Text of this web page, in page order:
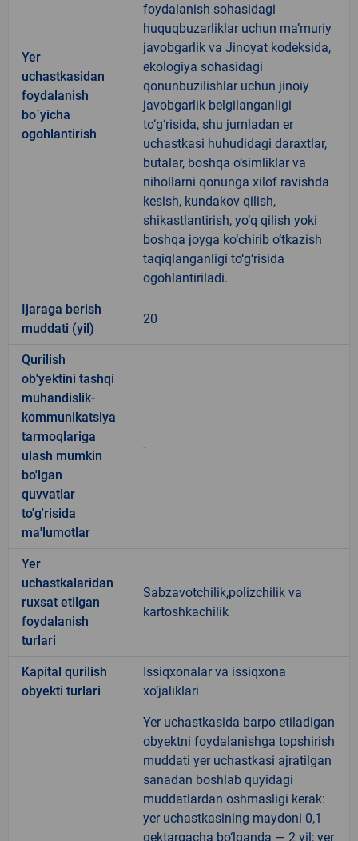
Yer
uchastkasidan
foydalanish
bo`yicha
ogohlantirish
foydalanish sohasidagi
huquqbuzarliklar uchun ma’muriy
javobgarlik va Jinoyat kodeksida,
ekologiya sohasidagi
qonunbuzilishlar uchun jinoiy
javobgarlik belgilanganligi
to‘g‘risida, shu jumladan er
uchastkasi huhudidagi daraxtlar,
butalar, boshqa o‘simliklar va
nihollarni qonunga xilof ravishda
kesish, kundakov qilish,
shikastlantirish, yo‘q qilish yoki
boshqa joyga ko‘chirib o‘tkazish
taqiqlanganligi to‘g‘risida
ogohlantiriladi.
Ijaraga berish
muddati (yil)
20
Qurilish
ob'yektini tashqi
muhandislik-
kommunikatsiya
tarmoqlariga
ulash mumkin
bo'lgan
quvvatlar
to'g'risida
ma'lumotlar
-
Yer
uchastkalaridan
ruxsat etilgan
foydalanish
turlari
Sabzavotchilik,polizchilik va
kartoshkachilik
Kapital qurilish
obyekti turlari
Issiqxonalar va issiqxona
xo‘jaliklari
Yer uchastkasida barpo etiladigan
obyektni foydalanishga topshirish
muddati yer uchastkasi ajratilgan
sanadan boshlab quyidagi
muddatlardan oshmasligi kerak:
yer uchastkasining maydoni 0,1
gektargacha bo‘lganda — 2 yil; yer